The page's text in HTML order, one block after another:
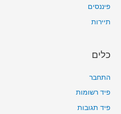
פיננסים
תיירות
כלים
התחבר
פיד רשומות
פיד תגובות